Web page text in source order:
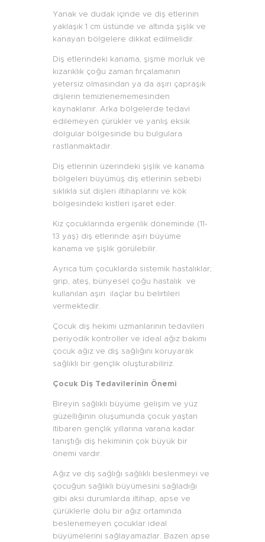
Yanak ve dudak içinde ve diş etlerinin
yaklaşık 1 cm üstünde ve altında şişlik ve
kanayan bölgelere dikkat edilmelidir.
Diş etlerindeki kanama, şişme morluk ve
kızarıklık çoğu zaman fırçalamanın
yetersiz olmasından ya da aşırı çapraşık
dişlerin temizlenememesinden
kaynaklanır. Arka bölgelerde tedavi
edilemeyen çürükler ve yanlış eksik
dolgular bölgesinde bu bulgulara
rastlanmaktadır.
Diş etlerinin üzerindeki şişlik ve kanama
bölgeleri büyümüş diş etlerinin sebebi
sıklıkla süt dişleri iltihaplarını ve kök
bölgesindeki kistleri işaret eder.
Kız çocuklarında ergenlik döneminde (11-
13 yaş) diş etlerinde aşırı büyüme
kanama ve şişlik görülebilir.
Ayrıca tüm çocuklarda sistemik hastalıklar;
grip, ateş, bünyesel çoğu hastalık ve
kullanılan aşırı ilaçlar bu belirtileri
vermektedir.
Çocuk diş hekimi uzmanlarının tedavileri
periyodik kontroller ve ideal ağız bakımı
çocuk ağız ve diş sağlığını koruyarak
sağlıklı bir gençlik oluşturabiliriz.
Çocuk Diş Tedavilerinin Önemi
Bireyin sağlıklı büyüme gelişim ve yüz
güzelliğinin oluşumunda çocuk yaştan
itibaren gençlik yıllarına varana kadar
tanıştığı diş hekiminin çok büyük bir
önemi vardır.
Ağız ve diş sağlığı sağlıklı beslenmeyi ve
çocuğun sağlıklı büyümesini sağladığı
gibi aksi durumlarda iltihap, apse ve
çürüklerle dolu bir ağız ortamında
beslenemeyen çocuklar ideal
büyümelerini sağlayamazlar. Bazen apse